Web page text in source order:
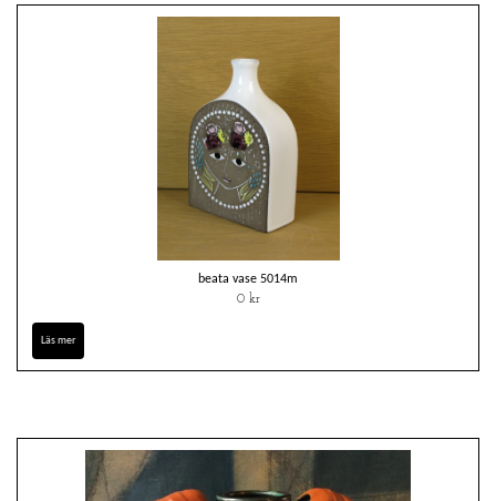
beata vase 5014m
0 kr
Läs mer